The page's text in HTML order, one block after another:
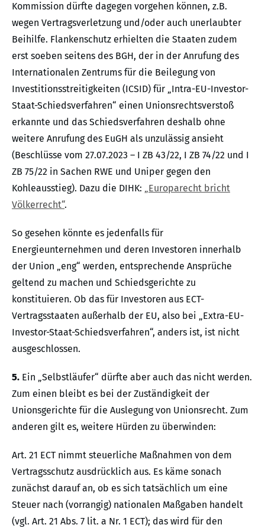
Kommission dürfte dagegen vorgehen können, z.B.
wegen Vertragsverletzung und/oder auch unerlaubter
Beihilfe. Flankenschutz erhielten die Staaten zudem
erst soeben seitens des BGH, der in der Anrufung des
Internationalen Zentrums für die Beilegung von
Investitionsstreitigkeiten (ICSID) für „Intra-EU-Investor-
Staat-Schiedsverfahren“ einen Unionsrechtsverstoß
erkannte und das Schiedsverfahren deshalb ohne
weitere Anrufung des EuGH als unzulässig ansieht
(Beschlüsse vom 27.07.2023 – I ZB 43/22, I ZB 74/22 und I
ZB 75/22 in Sachen RWE und Uniper gegen den
Kohleausstieg). Dazu die DIHK: „Europarecht bricht
Völkerrecht“.
So gesehen könnte es jedenfalls für
Energieunternehmen und deren Investoren innerhalb
der Union „eng“ werden, entsprechende Ansprüche
geltend zu machen und Schiedsgerichte zu
konstituieren. Ob das für Investoren aus ECT-
Vertragsstaaten außerhalb der EU, also bei „Extra-EU-
Investor-Staat-Schiedsverfahren“, anders ist, ist nicht
ausgeschlossen.
5. Ein „Selbstläufer“ dürfte aber auch das nicht werden.
Zum einen bleibt es bei der Zuständigkeit der
Unionsgerichte für die Auslegung von Unionsrecht. Zum
anderen gilt es, weitere Hürden zu überwinden:
Art. 21 ECT nimmt steuerliche Maßnahmen von dem
Vertragsschutz ausdrücklich aus. Es käme sonach
zunächst darauf an, ob es sich tatsächlich um eine
Steuer nach (vorrangig) nationalen Maßgaben handelt
(vgl. Art. 21 Abs. 7 lit. a Nr. 1 ECT); das wird für den